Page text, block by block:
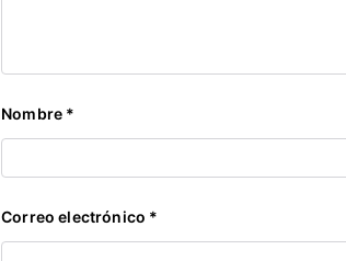
Nombre *
Correo electrónico *